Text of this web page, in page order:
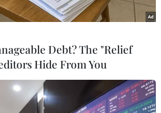
Tổng thống Trump khi đó
phán Giai đoạn 2 để giải quyết
khăn hơn như trợ cấp cho
nhà nước và các chính sách
lược của Trung Quốc.
việc liệu Mỹ có khôi phục một
"Điều khoản 301" có thể dẫn tới
Debt? The "Relief
Hide From You